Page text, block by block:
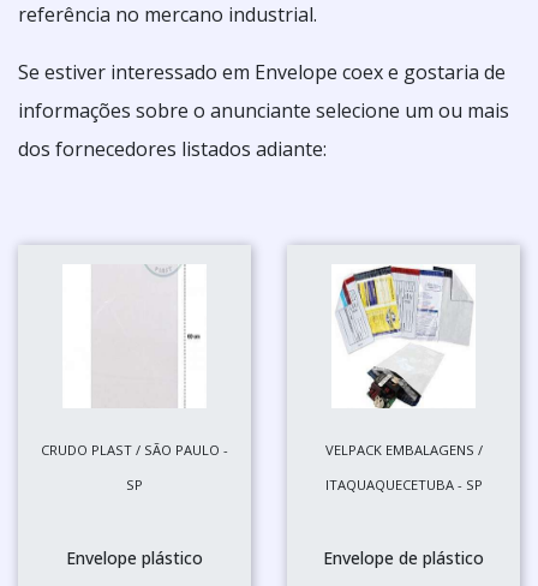
referência no mercano industrial.
Se estiver interessado em Envelope coex e gostaria de
informações sobre o anunciante selecione um ou mais
dos fornecedores listados adiante:
CRUDO PLAST / SÃO PAULO -
SP
Envelope plástico
VELPACK EMBALAGENS /
ITAQUAQUECETUBA - SP
Envelope de plástico